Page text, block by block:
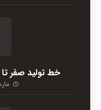
خط تولید صفر
مارس